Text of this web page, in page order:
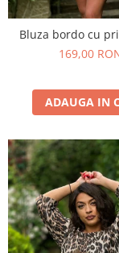
Bluza bordo cu
169,00
ADAUGA IN